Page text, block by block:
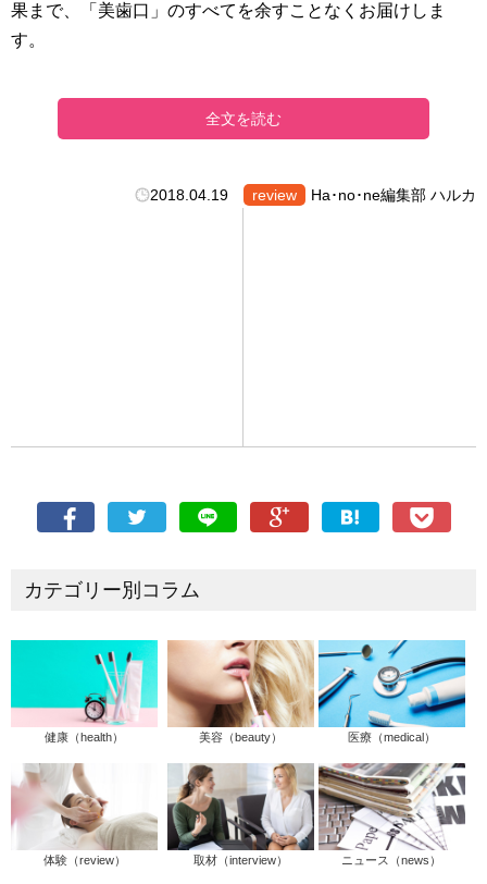
果まで、「美歯口」のすべてを余すことなくお届けしま
す。
全文を読む
2018.04.19 review Ha･no･ne編集部 ハルカ
カテゴリー別コラム
健康（health） 美容（beauty） 医療（medical）
体験（review） 取材（interview） ニュース（news）